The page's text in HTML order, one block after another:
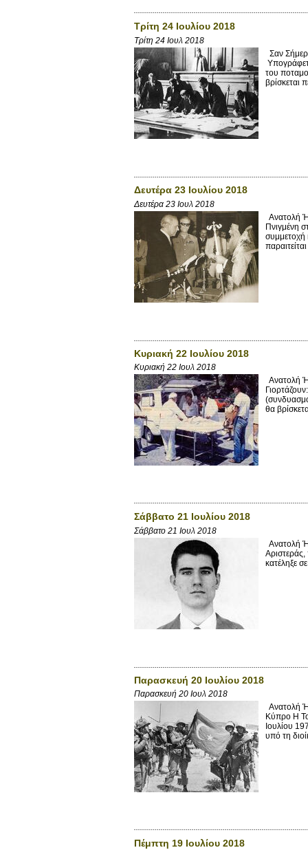
Τρίτη 24 Ιουλίου 2018
Τρίτη 24 Ιουλ 2018
Σαν
του
βρίσκεται
Δευτέρα 23 Ιουλίου 2018
Δευτέρα 23 Ιουλ 2018
Ανατολή
Πνιγμένη
συμμετοχή
Κυριακή 22 Ιουλίου 2018
Κυριακή 22 Ιουλ 2018
Ανατολή
θα
Σάββατο 21 Ιουλίου 2018
Σάββατο 21 Ιουλ 2018
Ανατολή
κατέληξε
Παρασκευή 20 Ιουλίου 2018
Παρασκευή 20 Ιουλ 2018
Ανατολή
Κύπρο Η
Ιουλίου
υπό τη
Πέμπτη 19 Ιουλίου 2018